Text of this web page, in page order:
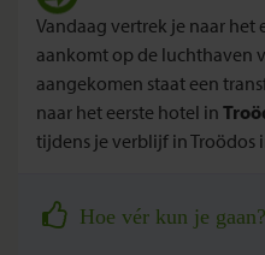
Vandaag vertrek je naar het
aankomt op de luchthaven
aangekomen staat een
naar het eerste hotel in
tijdens je verblijf in Troödos
Hoe vér kun je